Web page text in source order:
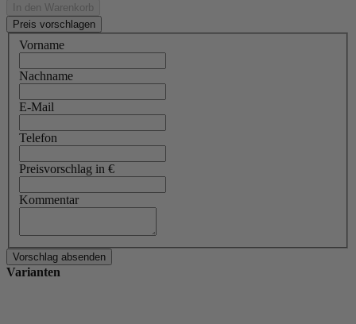
In den Warenkorb
Preis vorschlagen
Vorname
Nachname
E-Mail
Telefon
Preisvorschlag in €
Kommentar
Varianten